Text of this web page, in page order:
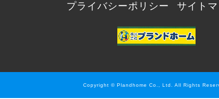
プライバシーポリシー
サイト
Copyright © Plandhome Co., Ltd. All Rights